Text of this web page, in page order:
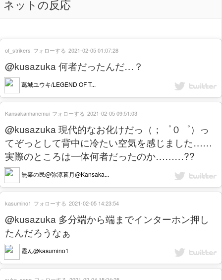
ネットの反応
@kusazuka 何者だったんだ…？
葛城ユウキ/LEGEND OF T...
of_strikers フォローする 2021-02-05 01:07:28
@kusazuka 現代的なお化けだっ（；゜０゜）っ
てぞっとして背中に冷たい空気を感じました……
実際のところは一体何者だったのか………??
無辜の民@弥涼暮月@Kansaka...
Kansakanhanemui フォローする 2021-02-05 09:51:03
@kusazuka 多分端から端までインターホン押し
たんだろうなぁ
霞ん@kasumino1
kasumino1 フォローする 2021-02-05 14:23:54